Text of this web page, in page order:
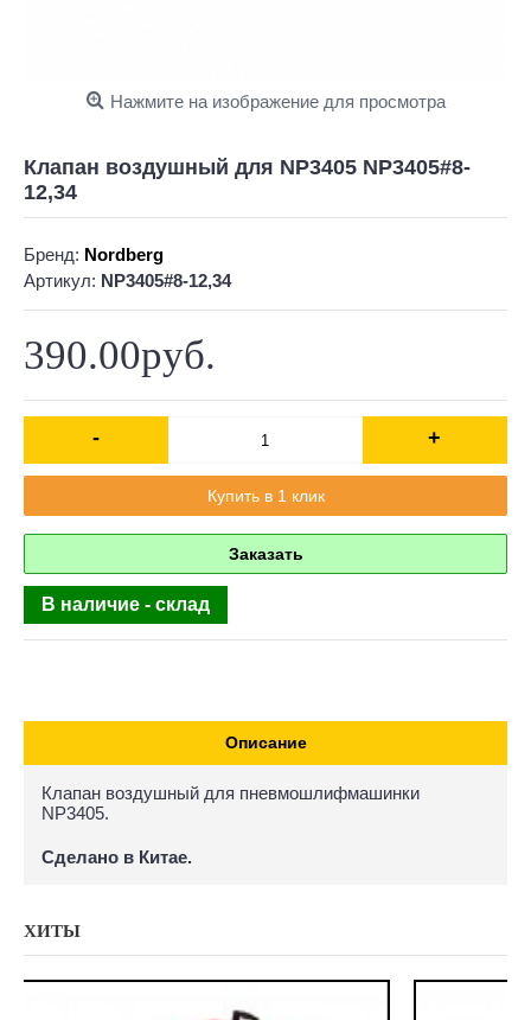
Нажмите на изображение для просмотра
Клапан воздушный для NP3405 NP3405#8-
12,34
Бренд: Nordberg
Артикул: NP3405#8-12,34
390.00руб.
- +
Купить в 1 клик
Заказать
В наличие - склад
Описание
Клапан воздушный для пневмошлифмашинки
NP3405.
Сделано в Китае.
ХИТЫ